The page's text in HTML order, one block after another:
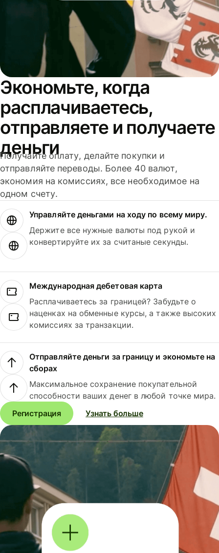
Экономьте, когда
расплачиваетесь,
отправляете и получаете
деньги
Получайте оплату, делайте покупки и
отправляйте переводы. Более 40 валют,
экономия на комиссиях, все необходимое на
одном счету.
Управляйте деньгами на ходу по всему миру.
Держите все нужные валюты под рукой и
конвертируйте их за считаные секунды.
Международная дебетовая карта
Расплачиваетесь за границей? Забудьте о
наценках на обменные курсы, а также высоких
комиссиях за транзакции.
Отправляйте деньги за границу и экономьте на
сборах
Максимальное сохранение покупательной
способности ваших денег в любой точке мира.
Регистрация
Узнать больше